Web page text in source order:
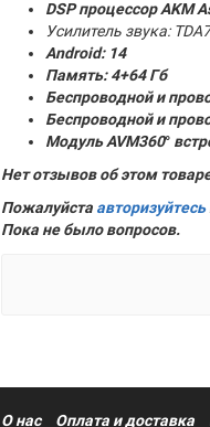
DSP процессор AKM
Усилитель звука:
Android: 14
Память:4+64 Гб
Беспроводной и
Беспроводной и
Модуль AVM360°
Нет отзывов об этом
Пожалуйста авторизуйтесь
Пока не было вопросов.
О нас Оплата и доставка